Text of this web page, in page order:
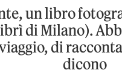
un libro
di Milano).
di
dicono